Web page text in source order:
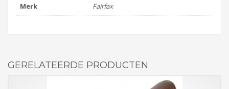
Merk Fairfax
GERELATEERDE PRODUCTEN